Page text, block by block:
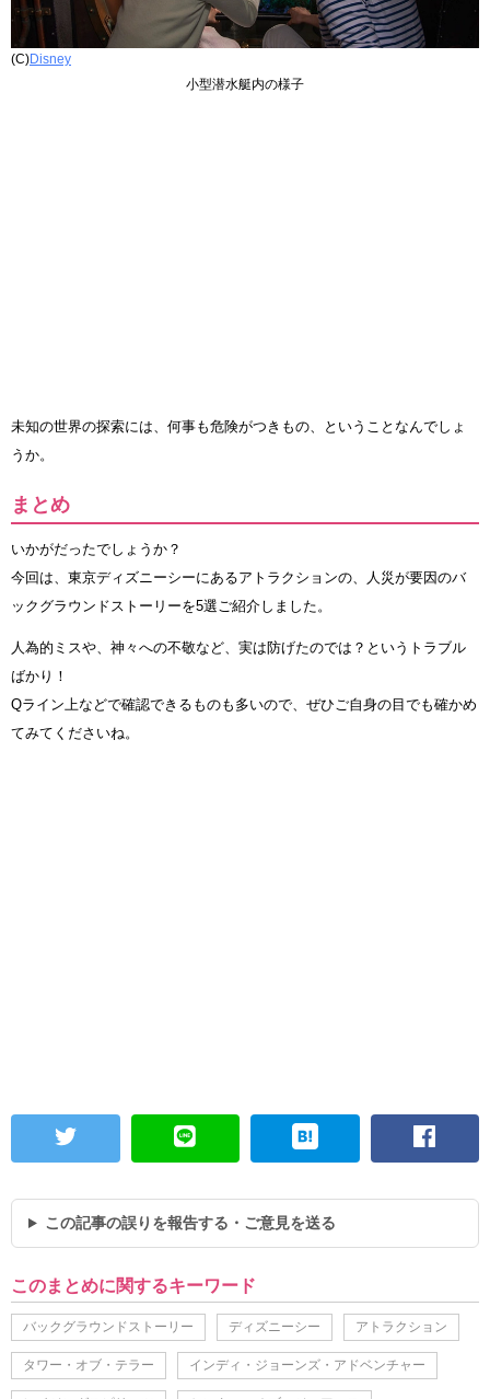
(C)Disney
小型潜水艇内の様子
未知の世界の探索には、何事も危険がつきもの、ということなんでしょ
うか。
まとめ
いかがだったでしょうか？
今回は、東京ディズニーシーにあるアトラクションの、人災が要因のバ
ックグラウンドストーリーを5選ご紹介しました。
人為的ミスや、神々への不敬など、実は防げたのでは？というトラブル
ばかり！
Qライン上などで確認できるものも多いので、ぜひご自身の目でも確かめ
てみてくださいね。
この記事の誤りを報告する・ご意見を送る
このまとめに関するキーワード
バックグラウンドストーリー ディズニーシー アトラクション
タワー・オブ・テラー インディ・ジョーンズ・アドベンチャー